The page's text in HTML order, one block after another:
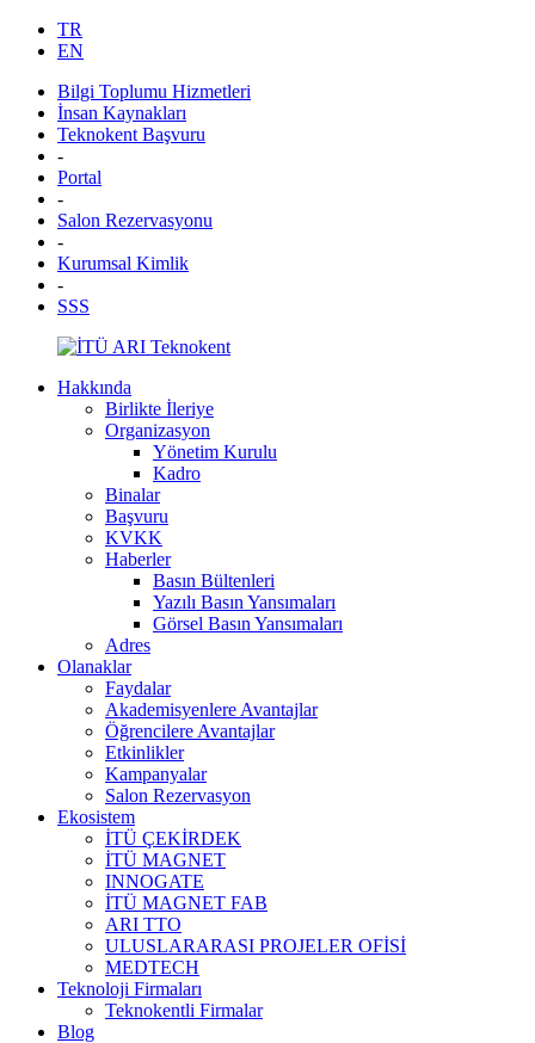
TR
EN
Bilgi Toplumu Hizmetleri
İnsan Kaynakları
Teknokent Başvuru
-
Portal
-
Salon Rezervasyonu
-
Kurumsal Kimlik
-
SSS
Hakkında
Birlikte İleriye
Organizasyon
Yönetim Kurulu
Kadro
Binalar
Başvuru
KVKK
Haberler
Basın Bültenleri
Yazılı Basın Yansımaları
Görsel Basın Yansımaları
Adres
Olanaklar
Faydalar
Akademisyenlere Avantajlar
Öğrencilere Avantajlar
Etkinlikler
Kampanyalar
Salon Rezervasyon
Ekosistem
İTÜ ÇEKİRDEK
İTÜ MAGNET
INNOGATE
İTÜ MAGNET FAB
ARI TTO
ULUSLARARASI PROJELER OFİSİ
MEDTECH
Teknoloji Firmaları
Teknokentli Firmalar
Blog